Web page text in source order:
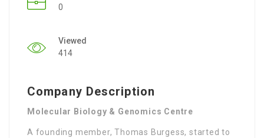
0
Viewed
414
Company Description
Molecular Biology & Genomics Centre
A founding member, Thomas Burgess, started to